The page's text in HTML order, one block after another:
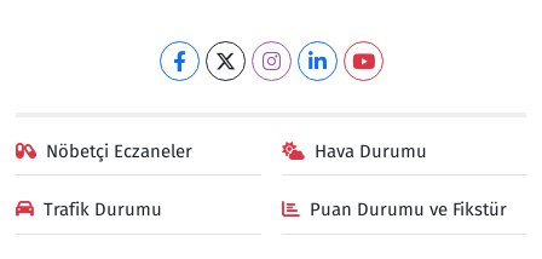
Nöbetçi Eczaneler Hava Durumu
Trafik Durumu Puan Durumu ve Fikstür